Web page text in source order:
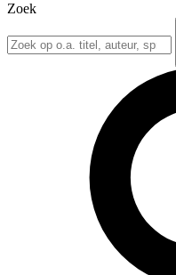
Zoek